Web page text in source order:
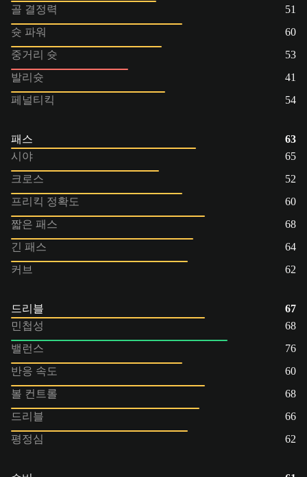
골 결정력
51
슛 파워
60
중거리 슛
53
발리슛
41
페널티킥
54
패스
63
시야
65
크로스
52
프리킥 정확도
60
짧은 패스
68
긴 패스
64
커브
62
드리블
67
민첩성
68
밸런스
76
반응 속도
60
볼 컨트롤
68
드리블
66
평정심
62